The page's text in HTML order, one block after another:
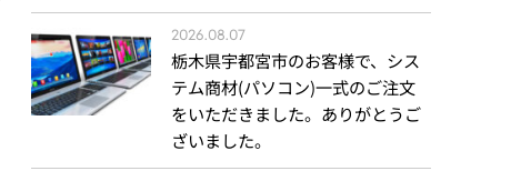
2026.08.07
栃木県宇都宮市のお客様で、シス
テム商材(パソコン)一式のご注文
をいただきました。ありがとうご
ざいました。